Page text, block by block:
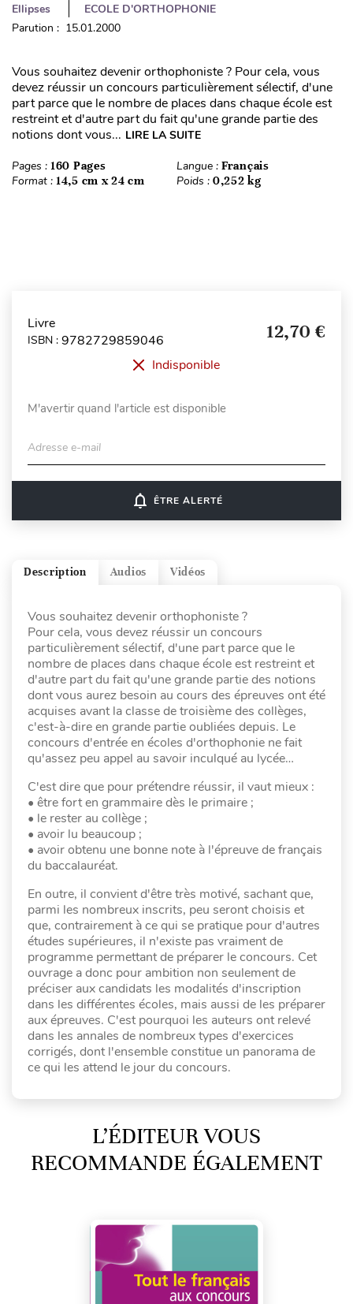
Ellipses
ECOLE D'ORTHOPHONIE
Parution : 15.01.2000
Vous souhaitez devenir orthophoniste ? Pour cela, vous
devez réussir un concours particulièrement sélectif, d'une
part parce que le nombre de places dans chaque école est
restreint et d'autre part du fait qu'une grande partie des
notions dont vous... LIRE LA SUITE
Pages : 160 Pages Langue : Français
Format : 14,5 cm x 24 cm Poids : 0,252 kg
Livre
ISBN : 9782729859046 12,70 €
Indisponible
M'avertir quand l'article est disponible
Adresse e-mail
notifications_none ÊTRE ALERTÉ
Vidéos
Audios
Description
Vous souhaitez devenir orthophoniste ?
Pour cela, vous devez réussir un concours
particulièrement sélectif, d'une part parce que le
nombre de places dans chaque école est restreint et
d'autre part du fait qu'une grande partie des notions
dont vous aurez besoin au cours des épreuves ont été
acquises avant la classe de troisième des collèges,
c'est-à-dire en grande partie oubliées depuis. Le
concours d'entrée en écoles d'orthophonie ne fait
qu'assez peu appel au savoir inculqué au lycée…
C'est dire que pour prétendre réussir, il vaut mieux :
• être fort en grammaire dès le primaire ;
• le rester au collège ;
• avoir lu beaucoup ;
• avoir obtenu une bonne note à l'épreuve de français
du baccalauréat.
En outre, il convient d'être très motivé, sachant que,
parmi les nombreux inscrits, peu seront choisis et
que, contrairement à ce qui se pratique pour d'autres
études supérieures, il n'existe pas vraiment de
programme permettant de préparer le concours. Cet
ouvrage a donc pour ambition non seulement de
préciser aux candidats les modalités d'inscription
dans les différentes écoles, mais aussi de les préparer
aux épreuves. C'est pourquoi les auteurs ont relevé
dans les annales de nombreux types d'exercices
corrigés, dont l'ensemble constitue un panorama de
ce qui les attend le jour du concours.
L’ÉDITEUR VOUS
RECOMMANDE ÉGALEMENT